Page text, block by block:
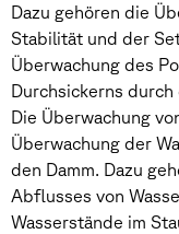
Dazu gehören die
Stabilität und der
Überwachung des
Durchsickerns durch
Die Überwachung
Überwachung der
den Damm. Dazu
Abflusses von
Wasserstände im